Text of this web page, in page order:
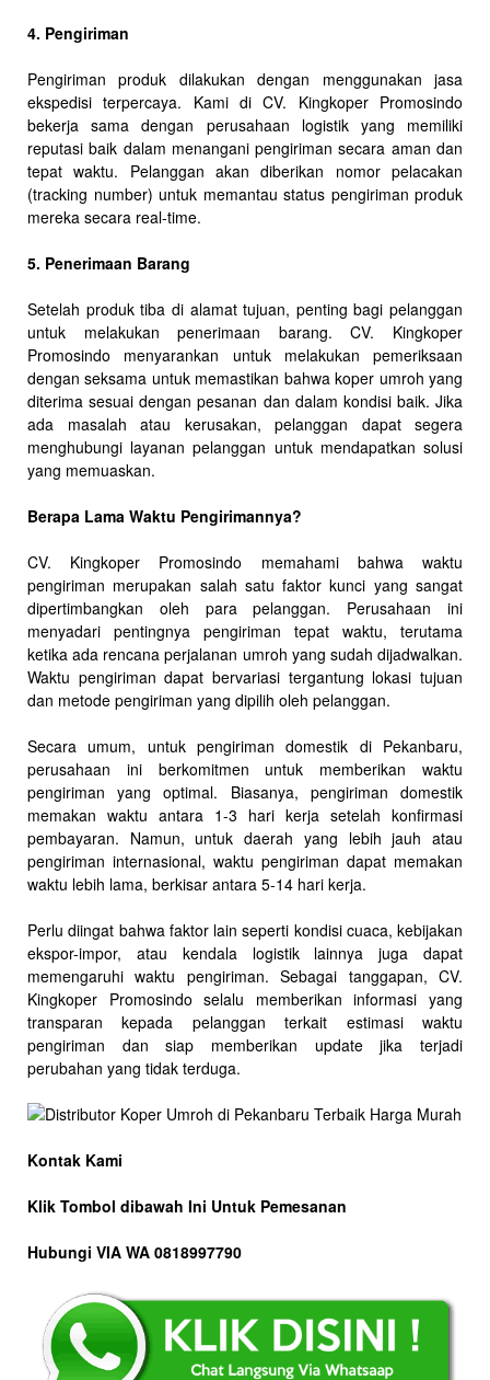
4. Pengiriman
Pengiriman produk dilakukan dengan menggunakan jasa
ekspedisi terpercaya. Kami di CV. Kingkoper Promosindo
bekerja sama dengan perusahaan logistik yang memiliki
reputasi baik dalam menangani pengiriman secara aman dan
tepat waktu. Pelanggan akan diberikan nomor pelacakan
(tracking number) untuk memantau status pengiriman produk
mereka secara real-time.
5. Penerimaan Barang
Setelah produk tiba di alamat tujuan, penting bagi pelanggan
untuk melakukan penerimaan barang. CV. Kingkoper
Promosindo menyarankan untuk melakukan pemeriksaan
dengan seksama untuk memastikan bahwa koper umroh yang
diterima sesuai dengan pesanan dan dalam kondisi baik. Jika
ada masalah atau kerusakan, pelanggan dapat segera
menghubungi layanan pelanggan untuk mendapatkan solusi
yang memuaskan.
Berapa Lama Waktu Pengirimannya?
CV. Kingkoper Promosindo memahami bahwa waktu
pengiriman merupakan salah satu faktor kunci yang sangat
dipertimbangkan oleh para pelanggan. Perusahaan ini
menyadari pentingnya pengiriman tepat waktu, terutama
ketika ada rencana perjalanan umroh yang sudah dijadwalkan.
Waktu pengiriman dapat bervariasi tergantung lokasi tujuan
dan metode pengiriman yang dipilih oleh pelanggan.
Secara umum, untuk pengiriman domestik di Pekanbaru,
perusahaan ini berkomitmen untuk memberikan waktu
pengiriman yang optimal. Biasanya, pengiriman domestik
memakan waktu antara 1-3 hari kerja setelah konfirmasi
pembayaran. Namun, untuk daerah yang lebih jauh atau
pengiriman internasional, waktu pengiriman dapat memakan
waktu lebih lama, berkisar antara 5-14 hari kerja.
Perlu diingat bahwa faktor lain seperti kondisi cuaca, kebijakan
ekspor-impor, atau kendala logistik lainnya juga dapat
memengaruhi waktu pengiriman. Sebagai tanggapan, CV.
Kingkoper Promosindo selalu memberikan informasi yang
transparan kepada pelanggan terkait estimasi waktu
pengiriman dan siap memberikan update jika terjadi
perubahan yang tidak terduga.
Kontak Kami
Klik Tombol dibawah Ini Untuk Pemesanan
Hubungi VIA WA 0818997790